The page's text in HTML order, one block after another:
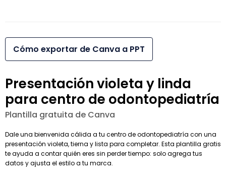
Cómo exportar de Canva a PPT
Presentación violeta y linda
para centro de odontopediatría
Plantilla gratuita de Canva
Dale una bienvenida cálida a tu centro de odontopediatría con una
presentación violeta, tierna y lista para completar. Esta plantilla gratis
te ayuda a contar quién eres sin perder tiempo: solo agrega tus
datos y ajusta el estilo a tu marca.